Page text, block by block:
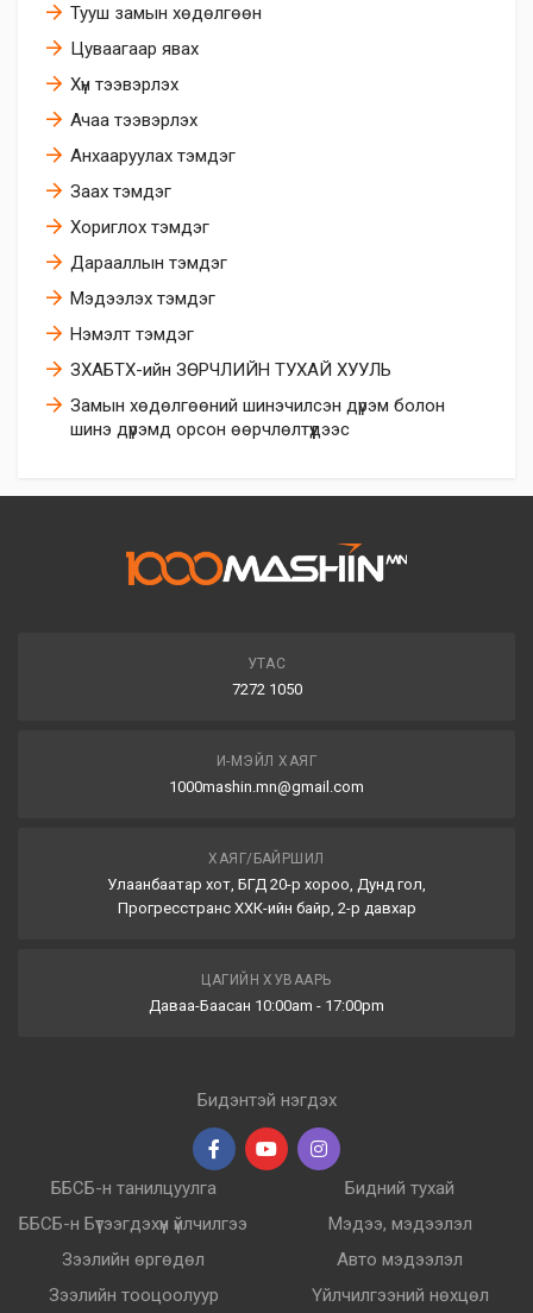
Тууш замын хөдөлгөөн
Цуваагаар явах
Хүн тээвэрлэх
Ачаа тээвэрлэх
Анхааруулах тэмдэг
Заах тэмдэг
Хориглох тэмдэг
Дарааллын тэмдэг
Мэдээлэх тэмдэг
Нэмэлт тэмдэг
ЗХАБТХ-ийн ЗӨРЧЛИЙН ТУХАЙ ХУУЛЬ
Замын хөдөлгөөний шинэчилсэн дүрэм болон
шинэ дүрэмд орсон өөрчлөлтүүдээс
УТАС
7272 1050
И-МЭЙЛ ХАЯГ
1000mashin.mn@gmail.com
ХАЯГ/БАЙРШИЛ
Улаанбаатар хот, БГД 20-р хороо, Дунд гол,
Прогресстранс ХХК-ийн байр, 2-р давхар
ЦАГИЙН ХУВААРЬ
Даваа-Баасан 10:00am - 17:00pm
Бидэнтэй нэгдэх
ББСБ-н танилцуулга
ББСБ-н Бүтээгдэхүүн үйлчилгээ
Зээлийн өргөдөл
Зээлийн тооцоолуур
Бидний тухай
Мэдээ, мэдээлэл
Авто мэдээлэл
Үйлчилгээний нөхцөл